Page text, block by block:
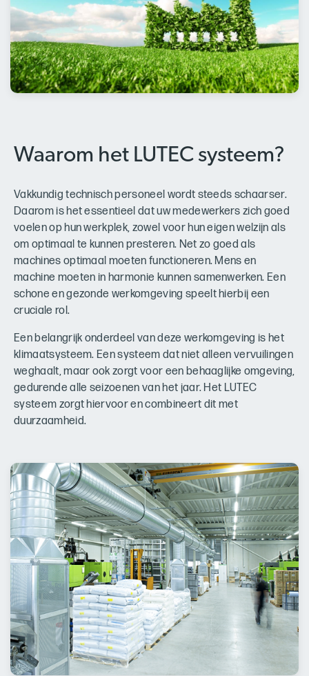
Waarom het LUTEC systeem?
Vakkundig technisch personeel wordt steeds schaarser.
Daarom is het essentieel dat uw medewerkers zich goed
voelen op hun werkplek, zowel voor hun eigen welzijn als
om optimaal te kunnen presteren. Net zo goed als
machines optimaal moeten functioneren. Mens en
machine moeten in harmonie kunnen samenwerken. Een
schone en gezonde werkomgeving speelt hierbij een
cruciale rol.
Een belangrijk onderdeel van deze werkomgeving is het
klimaatsysteem. Een systeem dat niet alleen vervuilingen
weghaalt, maar ook zorgt voor een behaaglijke omgeving,
gedurende alle seizoenen van het jaar. Het LUTEC
systeem zorgt hiervoor en combineert dit met
duurzaamheid.